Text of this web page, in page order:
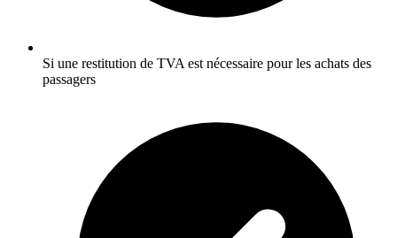
Si une restitution de TVA est nécessaire pour les achats des
passagers